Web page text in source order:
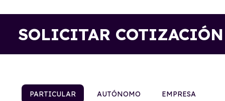
SOLICITAR COTIZACIÓN
PARTICULAR AUTÓNOMO EMPRESA